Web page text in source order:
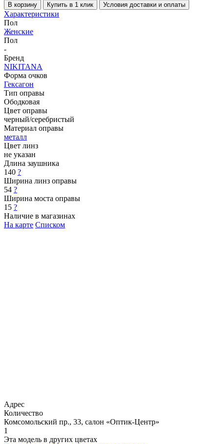
В корзину Купить в 1 клик Условия доставки и оплаты
Характеристики
Пол
Женские
Пол
-
Бренд
NIKITANA
Форма очков
Гексагон
Тип оправы
Ободковая
Цвет оправы
черный/серебристый
Материал оправы
металл
Цвет линз
не указан
Длина заушника
140 ?
Ширина линз оправы
54 ?
Ширина моста оправы
15 ?
Наличие в магазинах
На карте Списком
Адрес
Количество
Комсомольский пр., 33, салон «Оптик-Центр»
1
Эта модель в других цветах